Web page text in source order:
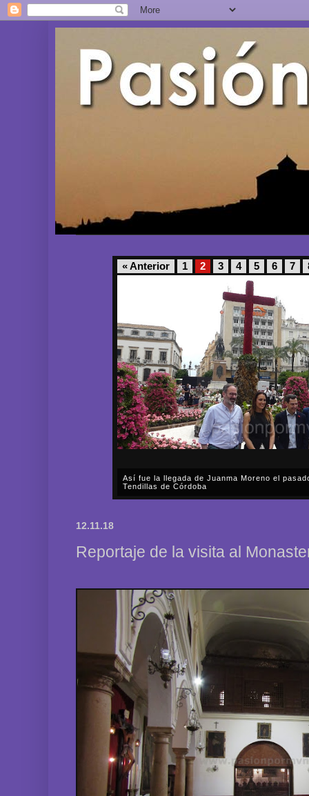
« Anterior 1 2 3 4 5 6 7
Así fue la procesión extraordinaria de La
aniversario del Dogma de La Asunción de la
12.11.18
Reportaje de la visita al